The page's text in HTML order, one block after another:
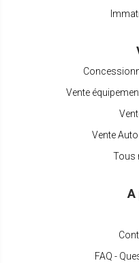
Vente
Vente
Tous
A
FAQ -